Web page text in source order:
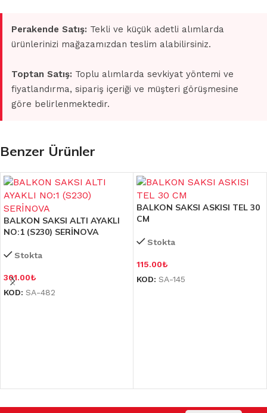
Perakende Satış: Tekli ve küçük adetli alımlarda
ürünlerinizi mağazamızdan teslim alabilirsiniz.
Toptan Satış: Toplu alımlarda sevkiyat yöntemi ve
fiyatlandırma, sipariş içeriği ve müşteri görüşmesine
göre belirlenmektedir.
Benzer Ürünler
BALKON SAKSI ALTI AYAKLI
NO:1 (S230) SERİNOVA
Stokta
301.00₺
KOD: SA-482
BALKON SAKSI ASKISI TEL 30
CM
Stokta
115.00₺
KOD: SA-145